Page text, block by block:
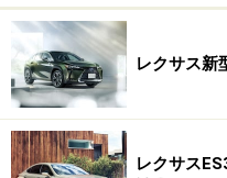
生量に制限が掛かる。
エンジンブレーキはセレ
することによって「利き
作すると普通の６速ＡＴ
キを利かせるとバッテリ
レクサス新
レクサス